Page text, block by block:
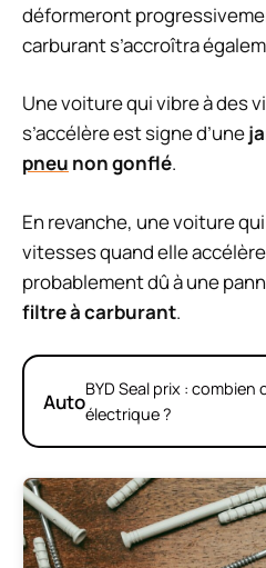
déformeront
carburant s’accroîtra
Une voiture qui vibre à des
s’accélère est signe d’une
pneu non gonflé.
En revanche, une voiture
vitesses quand elle
probablement dû à une
filtre à carburant.
AutoBYD Seal prix : combien
électrique ?